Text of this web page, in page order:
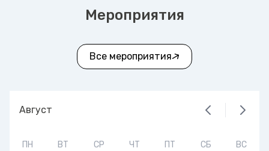
Мероприятия
Все мероприятия
Август
ПН ВТ СР ЧТ ПТ СБ ВС